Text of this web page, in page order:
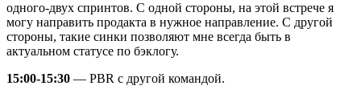
одного-двух спринтов. С одной стороны, на этой встрече я
могу направить продакта в нужное направление. С другой
стороны, такие синки позволяют мне всегда быть в
актуальном статусе по бэклогу.
15:00-15:30 — PBR с другой командой.